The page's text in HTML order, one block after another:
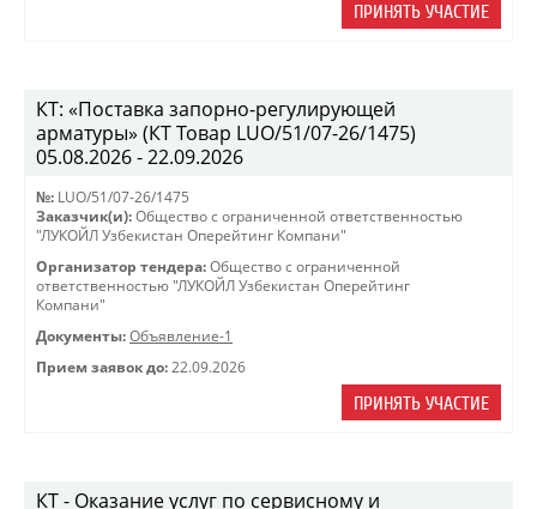
ПРИНЯТЬ УЧАСТИЕ
КТ: «Поставка запорно-регулирующей
арматуры» (КТ Товар LUO/51/07-26/1475)
05.08.2026 - 22.09.2026
№: LUO/51/07-26/1475
Заказчик(и): Общество с ограниченной ответственностью
"ЛУКОЙЛ Узбекистан Оперейтинг Компани"
Организатор тендера: Общество с ограниченной
ответственностью "ЛУКОЙЛ Узбекистан Оперейтинг
Компани"
Документы: Объявление-1
Прием заявок до: 22.09.2026
ПРИНЯТЬ УЧАСТИЕ
КТ - Оказание услуг по сервисному и